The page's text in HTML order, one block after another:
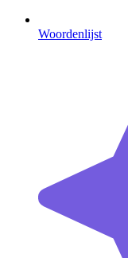
Woordenlijst